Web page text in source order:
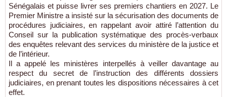
Sénégalais et puisse livrer ses premiers chantiers en 2027. Le
Premier Ministre a insisté sur la sécurisation des documents de
procédures judiciaires, en rappelant avoir attiré l’attention du
Conseil sur la publication systématique des procès-verbaux
des enquêtes relevant des services du ministère de la justice et
de l’intérieur.
Il a appelé les ministères interpellés à veiller davantage au
respect du secret de l’instruction des différents dossiers
judiciaires, en prenant toutes les dispositions nécessaires à cet
effet.